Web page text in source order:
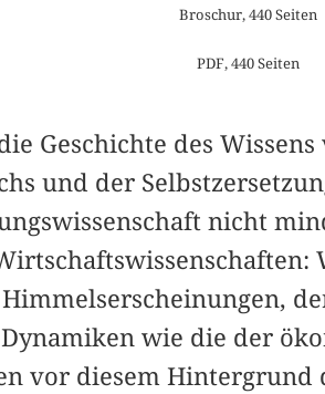
Broschur, 440 Seiten
PDF, 440 Seiten
Geschichte des
und der
nicht
wie die der
vor diesem Hintergrund